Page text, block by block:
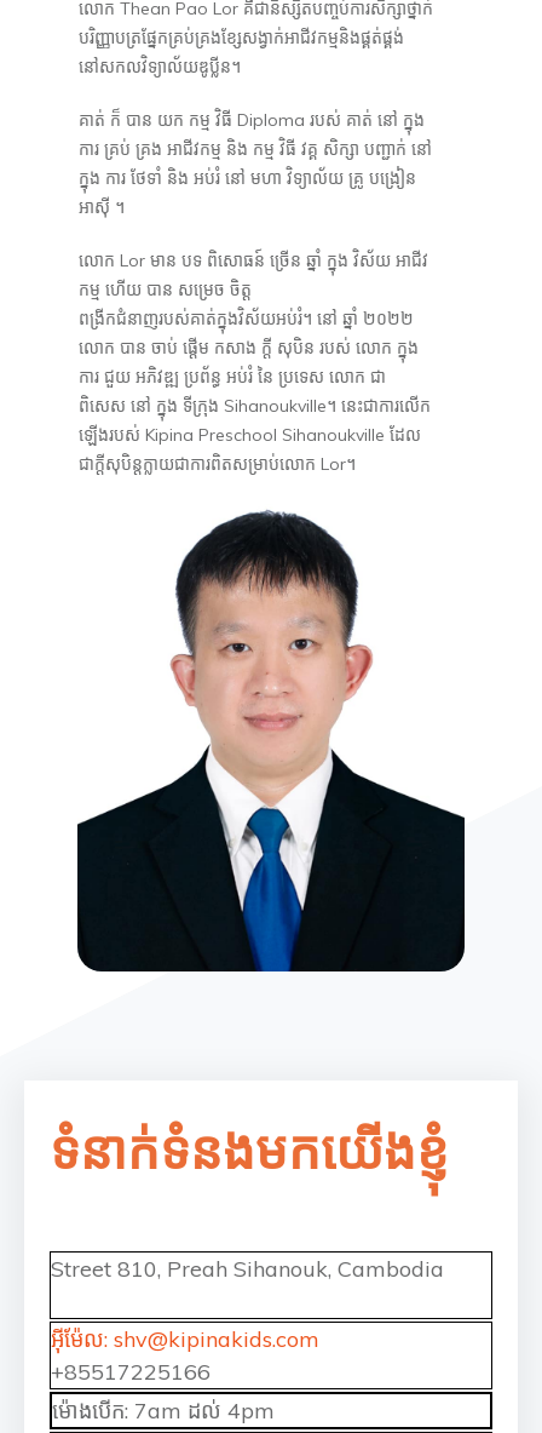
លោក Thean Pao Lor គឺជានិស្សិតបញ្ចប់ការសិក្សាថ្នាក់
បរិញ្ញាបត្រផ្នែកគ្រប់គ្រងខ្សែសង្វាក់អាជីវកម្មនិងផ្គត់ផ្គង់
នៅសកលវិទ្យាល័យឌូប្លីន។
គាត់ ក៏ បាន យក កម្ម វិធី Diploma របស់ គាត់ នៅ ក្នុង
ការ គ្រប់ គ្រង អាជីវកម្ម និង កម្ម វិធី វគ្គ សិក្សា បញ្ជាក់ នៅ
ក្នុង ការ ថែទាំ និង អប់រំ នៅ មហា វិទ្យាល័យ គ្រូ បង្រៀន
អាស៊ី ។
លោក Lor មាន បទ ពិសោធន៍ ច្រើន ឆ្នាំ ក្នុង វិស័យ អាជីវ
កម្ម ហើយ បាន សម្រេច ចិត្ត
ពង្រីកជំនាញរបស់គាត់ក្នុងវិស័យអប់រំ។ នៅ ឆ្នាំ ២០២២
លោក បាន ចាប់ ផ្ដើម កសាង ក្តី សុបិន របស់ លោក ក្នុង
ការ ជួយ អភិវឌ្ឍ ប្រព័ន្ធ អប់រំ នៃ ប្រទេស លោក ជា
ពិសេស នៅ ក្នុង ទីក្រុង Sihanoukville។ នេះជាការលើក
ឡើងរបស់ Kipina Preschool Sihanoukville ដែល
ជាក្តីសុបិន្តក្លាយជាការពិតសម្រាប់លោក Lor។
ទំនាក់ទំនងមកយើងខ្ញុំ
Street 810, Preah Sihanouk, Cambodia
អ៊ីម៉ែល: shv@kipinakids.com
+85517225166
ម៉ោងបើក: 7am ដល់ 4pm